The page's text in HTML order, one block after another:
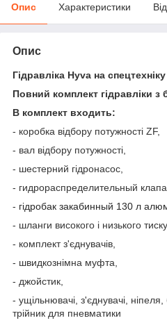
Опис Характеристики
Опис
Гідравліка Hyva на
Повний комплект гідравліки з
В комплект входить:
- коробка відбору потужності ZF,
- вал відбору потужності,
- шестерний гідронасос,
- гидрораспределительный
- гідробак закабинный 130 л
- шланги високого і низького тиску,
- комплект з'єднувачів,
- швидкознімна муфта,
- джойстик,
- ущільнювачі, з'єднувачі,
трійник для пневматики